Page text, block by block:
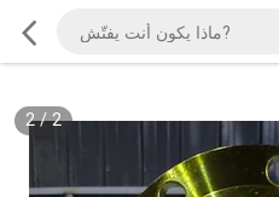
2/2